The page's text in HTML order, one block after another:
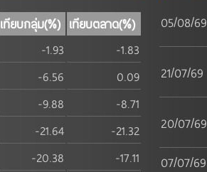
เทียบกลุ่ม(%) เทียบตลาด(%)
-1.93
-1.83
-6.56
0.09
-9.88
-8.71
-21.64
-21.32
-20.38
-17.11
05/08/69
21/07/69
20/07/69
07/07/69